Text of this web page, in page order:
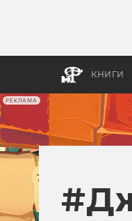
РЕКЛАМА
КНИГИ
#